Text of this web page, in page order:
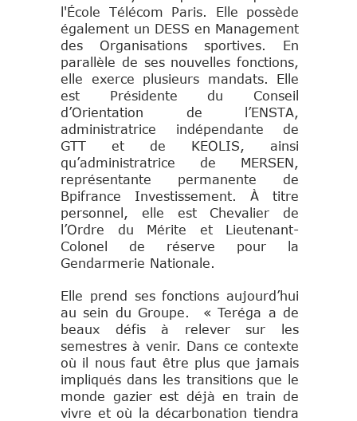
l'École Télécom Paris. Elle possède
également un DESS en Management
des Organisations sportives. En
parallèle de ses nouvelles fonctions,
elle exerce plusieurs mandats. Elle
est Présidente du Conseil
d’Orientation de l’ENSTA,
administratrice indépendante de
GTT et de KEOLIS, ainsi
qu’administratrice de MERSEN,
représentante permanente de
Bpifrance Investissement. À titre
personnel, elle est Chevalier de
l’Ordre du Mérite et Lieutenant-
Colonel de réserve pour la
Gendarmerie Nationale.
Elle prend ses fonctions aujourd’hui
au sein du Groupe. « Teréga a de
beaux défis à relever sur les
semestres à venir. Dans ce contexte
où il nous faut être plus que jamais
impliqués dans les transitions que le
monde gazier est déjà en train de
vivre et où la décarbonation tiendra